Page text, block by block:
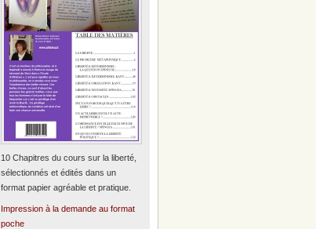
10 Chapitres du cours sur la liberté,
sélectionnés et édités dans un
format papier agréable et pratique.
Impression à la demande au format
poche